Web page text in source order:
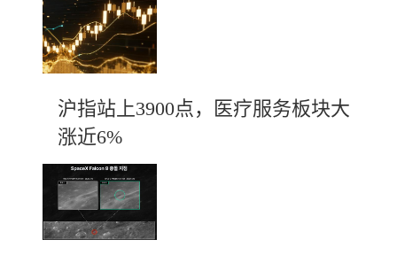
沪指站上3900点，医疗服务板块大
涨近6%